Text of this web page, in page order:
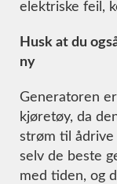
elektriske feil,
Husk at du
ny
Generatoren
kjøretøy, da
strøm til ådrive
selv de beste
med tiden, og